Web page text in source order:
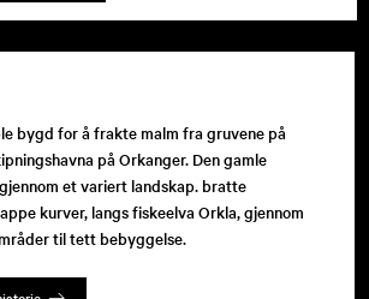
bygd for å frakte malm fra gruvene på
på Orkanger. Den gamle
et variert landskap. bratte
kurver, langs fiskeelva Orkla, gjennom
til tett bebyggelse.